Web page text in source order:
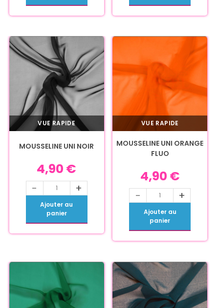
VUE RAPIDE
MOUSSELINE UNI NOIR
4,90 €
- +
Ajouter au
panier
VUE RAPIDE
MOUSSELINE UNI ORANGE
FLUO
4,90 €
- +
Ajouter au
panier